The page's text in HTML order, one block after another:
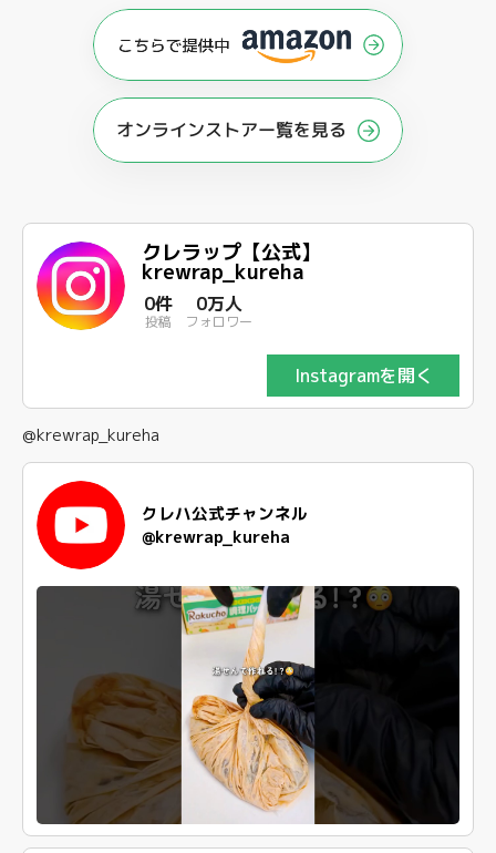
オンラインストアー覧を見る
クレラップ【公式】
krewrap_kureha
0件
投稿
0万人
フォロワー
Instagramを開く
@krewrap_kureha
クレハ公式チャンネル
@krewrap_kureha